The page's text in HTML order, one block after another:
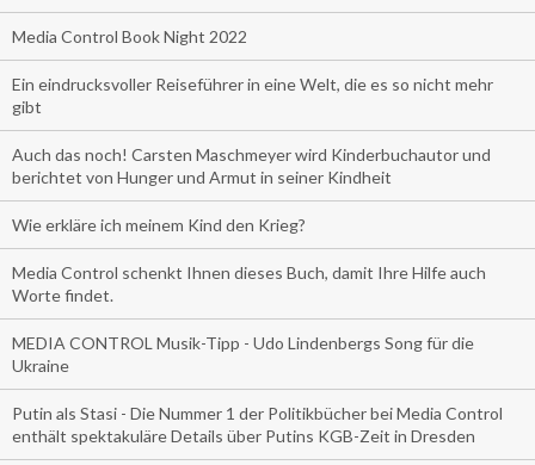
Media Control Book Night 2022
Ein eindrucksvoller Reiseführer in eine Welt, die es so nicht mehr
gibt
Auch das noch! Carsten Maschmeyer wird Kinderbuchautor und
berichtet von Hunger und Armut in seiner Kindheit
Wie erkläre ich meinem Kind den Krieg?
Media Control schenkt Ihnen dieses Buch, damit Ihre Hilfe auch
Worte findet.
MEDIA CONTROL Musik-Tipp - Udo Lindenbergs Song für die
Ukraine
Putin als Stasi - Die Nummer 1 der Politikbücher bei Media Control
enthält spektakuläre Details über Putins KGB-Zeit in Dresden